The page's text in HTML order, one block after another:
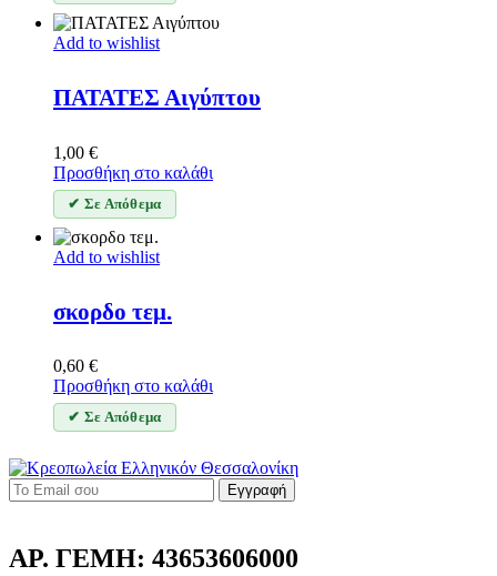
Add to wishlist
ΠΑΤΑΤΕΣ Αιγύπτου
1,00 €
Προσθήκη στο καλάθι
✔ Σε Απόθεμα
Add to wishlist
σκορδο τεμ.
0,60 €
Προσθήκη στο καλάθι
✔ Σε Απόθεμα
Εγγραφή
ΑΡ. ΓΕΜΗ: 43653606000